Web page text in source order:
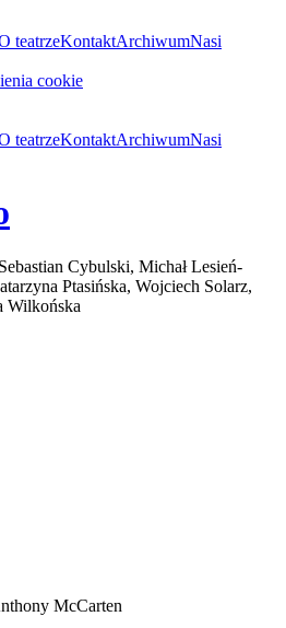
teatrzeKontaktArchiwumNasi
cookie
teatrzeKontaktArchiwumNasi
Cybulski, Michał Lesień-
Ptasińska, Wojciech Solarz,
Wilkońska
McCarten